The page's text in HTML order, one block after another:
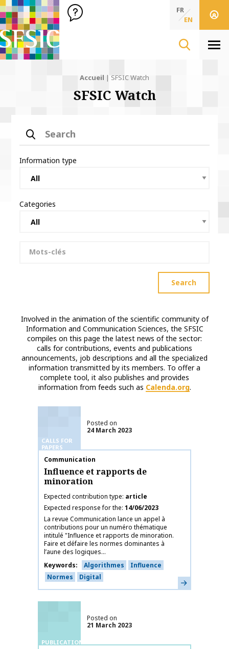
SFSIC Société Française des Sciences de l'Information & de
Société Française des Sciences de
FR
EN
Accueil | SFSIC Watch
SFSIC Watch
Search
Information type
Categories
Keywords
Search
Involved in the animation of the scientific community of
Information and Communication Sciences, the SFSIC
compiles on this page the latest news of the sector:
calls for contributions, events and publications
announcements, job descriptions and all the specialized
information transmitted by its members. To offer a
complete tool, it also publishes and provides
information from feeds such as Calenda.org.
CALLS FOR
PAPERS
Posted on
24 March 2023
Publication name
Communication
Influence et rapports de
minoration
Expected contribution type article
Expected response for the 14/06/2023
La revue Communication lance un appel à
contributions pour un numéro thématique
intitulé "Influence et rapports de minoration.
Faire et défaire les normes dominantes à
l’aune des logiques...
Keywords
Algorithmes
Influence
Normes
Digital Learn more
PUBLICATIONS
Posted on
21 March 2023